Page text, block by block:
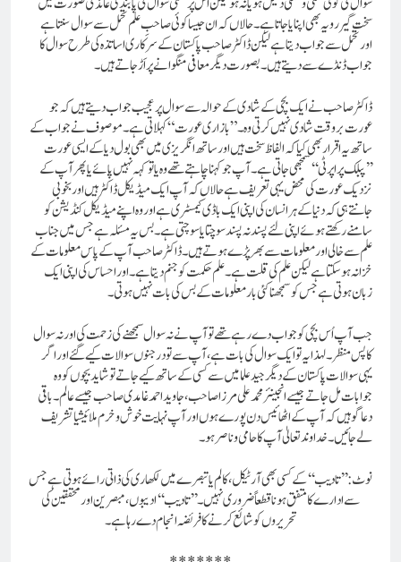
سخت گیر رویہ بھی اپنایا جاتا ہے۔ حالاں کہ ان جیسا کوئی صاحبِ علم تحمل سے سوال سنتا ہے
اور تحمل سے جواب دیتا ہے لیکن ڈاکٹر صاحب پاکستان کے سرکاری اساتذہ کی طرح سوال کا
جواب ڈنڈے سے دیتے ہیں۔ بصورت دیگر معافی منگوانے پر اَڑ جاتے ہیں۔
ڈاکٹر صاحب نے ایک بچی کے شادی کے حوالہ سے سوال پر عجیب جواب دیتے ہیں کہ جو
عورت بروقت شادی نہیں کرتی وہ۔ ”بازاری عورت“ کہلاتی ہے۔ موصوف نے جواب کے
ساتھ یہ اقرار بھی کیا کہ الفاظ سخت ہیں اور ساتھ انگریزی میں بھی بول دیا کے ایسی عورت
’’پبلک پراپرٹی ‘‘ سمجھی جاتی ہے۔ آپ جو کہنا چاہتے تھے وہ یا تو کہہ نہیں پائے یا پھر آپ کے
نزدیک عورت کی محض یہی تعریف ہے حالاں کہ آپ ایک میڈیکل ڈاکٹر ہیں اور بخوبی
جانتے ہی کہ دنیا کے ہر انسان کی اپنی ایک باڈی کیمسٹری ہے اور وہ اپنے میڈیکل کنڈیشن کو
سامنے رکھتے ہوئے اپنی لئے پسند نہ پسند سوچتا یا سوچتی ہے۔ بس یہ مسئلہ ہے جس میں جناب
علم سے خالی اور معلومات سے بھر پڑے ہوتے ہیں۔ ڈاکٹر صاحب آپ کے پاس معلومات کے
خزانہ ہو سکتا ہے لیکن علم کی قلت ہے۔ علم حکمت کو جنم دیتا ہے۔ اور احساس کی اپنی ایک
زبان ہوتی ہے جس کو سمجھنا کئی بار معلومات کے بس کی بات نہیں ہوتی۔
جب آپ اُس بچی کو جواب دے رہے تھے تو آپ نے نہ سوال سمجھنے کی زحمت کی اور نہ سوال
کا پس منظر ۔لہذا یہ تو ایک سوال کی بات ہے، آپ سے تو درجنوں سوالات کیے گئے اور اگر
یہی سوالات پاکستان کے دیگر جید علما میں سے کسی کے ساتھ کیے جاتے تو شاید بچوں کو وہ
جوابات مل جاتے جیسے انجینئر محمد علی مرزا صاحب، جاوید احمد غامدی صاحب جیسے عالم۔ باقی
دعا گو ہیں کہ آپ کے اٹھائیس دن پورے ہوں اور آپ نہایت خوش و خرم ملائیشیا تشریف
لے جائیں۔ خداوند تعالیٰ آپ کا حامی و ناصر ہو۔
نوٹ: ’’تادیب‘‘کے کسی بھی آرٹیکل، کالم یا تبصرے میں لکھاری کی ذاتی رائے ہوتی ہے جس
سے ادارے کا متفق ہونا قطعاً ضروری نہیں۔ ’’تادیب‘‘ ادیبوں، مبصرین اور محققین کی
تحریروں کو شائع کرنے کا فریضہ انجام دے رہا ہے۔